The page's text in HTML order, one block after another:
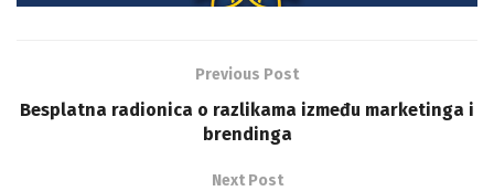
Previous Post
Besplatna radionica o razlikama između marketinga i
brendinga
Next Post